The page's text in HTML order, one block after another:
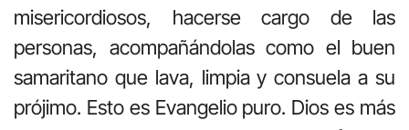
misericordiosos, hacerse cargo de las
personas, acompañándolas como el buen
samaritano que lava, limpia y consuela a su
prójimo. Esto es Evangelio puro. Dios es más